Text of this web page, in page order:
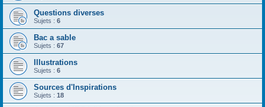
Questions diverses
Sujets : 6
Bac a sable
Sujets : 67
Illustrations
Sujets : 6
Sources d'Inspirations
Sujets : 18